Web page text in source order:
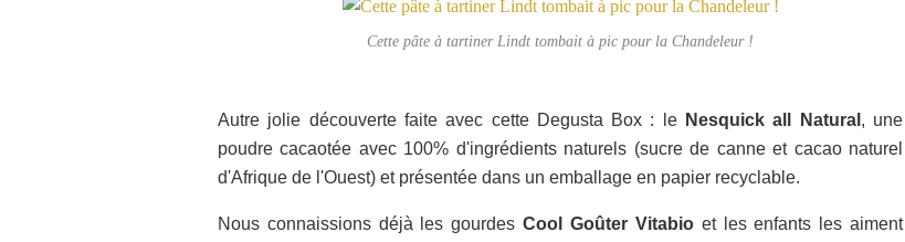
Cette pâte à tartiner Lindt tombait à pic pour la Chandeleur !
Autre jolie découverte faite avec cette Degusta Box : le Nesquick all Natural , une
poudre cacaotée avec 100% d'ingrédients naturels (sucre de canne et cacao naturel
d'Afrique de l'Ouest) et présentée dans un emballage en papier recyclable.
Nous connaissions déjà les gourdesCool Goûter Vitabioet les enfants les aiment